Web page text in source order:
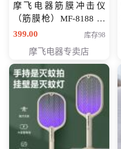
摩飞电器筋膜冲击仪
（筋膜枪）MF-8188 会
员专享价268元
399.00 库存98
摩飞电器专卖店